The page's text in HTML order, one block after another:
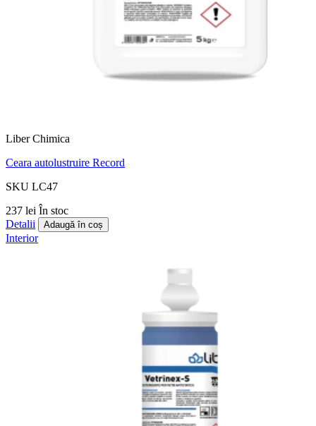
Liber Chimica
Ceara autolustruire Record
SKU LC47
237 lei În stoc
Detalii
Adaugă în coș
Interior